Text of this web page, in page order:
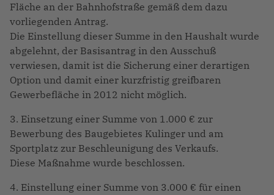
Fläche an der Bahnhofstraße gemäß dem dazu
vorliegenden Antrag.
Die Einstellung dieser Summe in den Haushalt wurde
abgelehnt, der Basisantrag in den Ausschuß
verwiesen, damit ist die Sicherung einer derartigen
Option und damit einer kurzfristig greifbaren
Gewerbefläche in 2012 nicht möglich.
3. Einsetzung einer Summe von 1.000 € zur
Bewerbung des Baugebietes Kulinger und am
Sportplatz zur Beschleunigung des Verkaufs.
Diese Maßnahme wurde beschlossen.
4. Einstellung einer Summe von 3.000 € für einen